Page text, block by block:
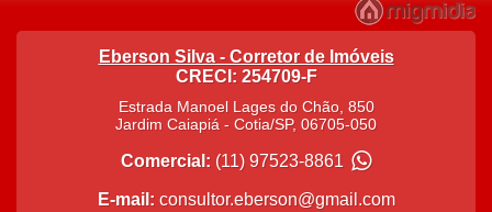
Eberson Silva - Corretor de Imóveis
CRECI: 254709-F
Estrada Manoel Lages do Chão, 850
Jardim Caiapiá - Cotia/SP, 06705-050
Comercial: (11) 97523-8861
E-mail: consultor.eberson@gmail.com